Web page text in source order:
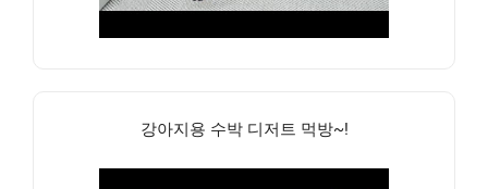
강아지용 수박 디저트 먹방~!